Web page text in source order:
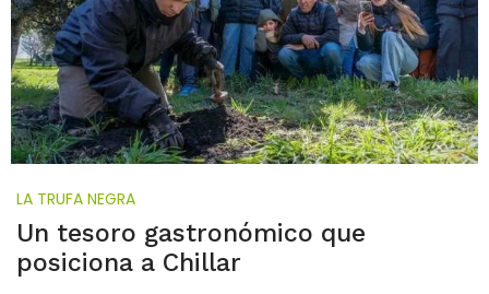
LA TRUFA NEGRA
Un tesoro gastronómico que
posiciona a Chillar